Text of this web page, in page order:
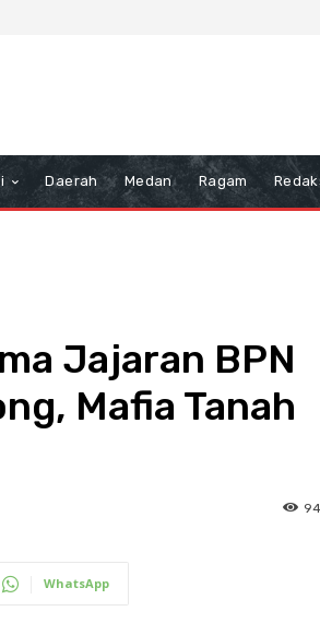
Daerah Medan Ragam
Jajaran BPN
Mafia Tanah
94
WhatsApp